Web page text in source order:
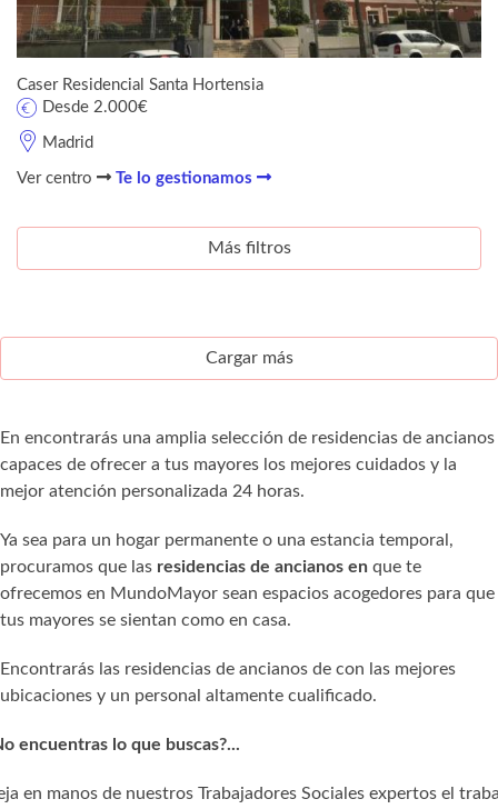
Caser Residencial Santa Hortensia
Madrid
Desde 2.000€
Ver centro Te lo gestionamos
Más filtros
Cargar más
En encontrarás una amplia selección de residencias de ancianos
capaces de ofrecer a tus mayores los mejores cuidados y la
mejor atención personalizada 24 horas.
Ya sea para un hogar permanente o una estancia temporal,
procuramos que las residencias de ancianos en que te
ofrecemos en MundoMayor sean espacios acogedores para que
tus mayores se sientan como en casa.
Encontrarás las residencias de ancianos de con las mejores
ubicaciones y un personal altamente cualificado.
encuentras lo que buscas?...
en manos de nuestros Trabajadores Sociales expertos el